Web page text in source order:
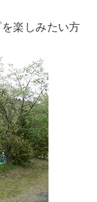
楽しみたい方